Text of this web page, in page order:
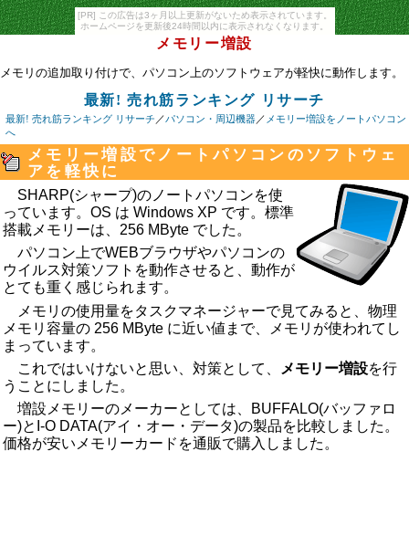
[PR] この広告は3ヶ月以上更新がないため表示されています。
ホームページを更新後24時間以内に表示されなくなります。
メモリー増設
メモリの追加取り付けで、パソコン上のソフトウェアが軽快に動作します。
最新! 売れ筋ランキング リサーチ
最新! 売れ筋ランキング リサーチ ／パソコン・周辺機器 ／ メモリー増設をノートパソコン
へ
メモリー増設でノートパソコンのソフトウェ
アを軽快に
SHARP(シャープ)のノートパソコンを使
っています。OS は Windows XP です。標準
搭載メモリーは、256 MByte でした。
パソコン上でWEBブラウザやパソコンの
ウイルス対策ソフト を動作させると、動作が
とても重く感じられます。
メモリの使用量をタスクマネージャーで見てみると、物理
メモリ容量の 256 MByte に近い値まで、メモリが使われてし
まっています。
これではいけないと思い、対策として、
メモリー増設を行
うことにしました。
増設メモリーのメーカーとしては、BUFFALO(バッファロ
ー)とI-O DATA(アイ・オー・データ)の製品を比較しました。
価格が安いメモリーカードを通販で購入しました。